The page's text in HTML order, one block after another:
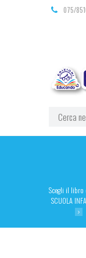
075/
Scegli il libro
SCUOLA